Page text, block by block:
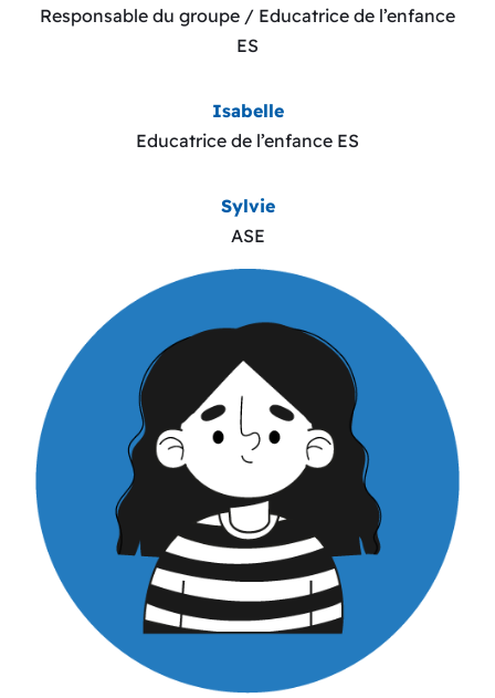
Responsable du groupe / Educatrice de l’enfance
ES
Isabelle
Educatrice de l’enfance ES
Sylvie
ASE